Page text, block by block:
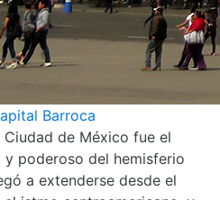
Barroca
de México fue el
poderoso del hemisferio
a extenderse desde el